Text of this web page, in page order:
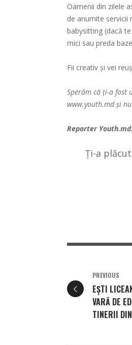
Oamenii din zilele
de anumite servicii
babysitting (dacă
mici sau preda
Fii creativ și vei
Sperăm că ți-a fost
www.youth.mdși nu
Reporter Youth.md
Ți-a
PREVIOUS
EȘTI
VARĂ DE
TINERII